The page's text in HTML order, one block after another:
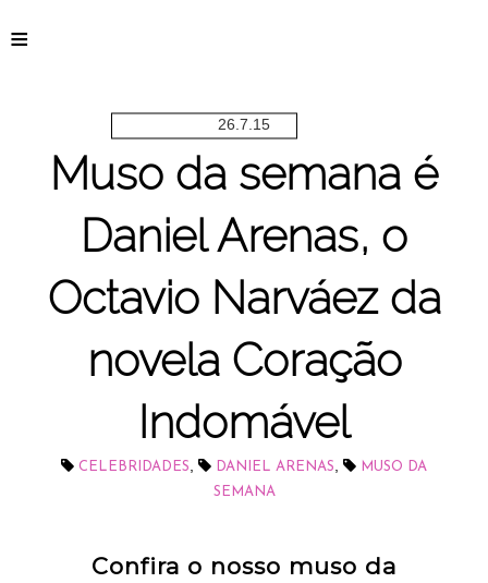
≡
26.7.15
Muso da semana é
Daniel Arenas, o
Octavio Narváez da
novela Coração
Indomável
CELEBRIDADES, DANIEL ARENAS,
MUSO DA
SEMANA
Confira o nosso muso da